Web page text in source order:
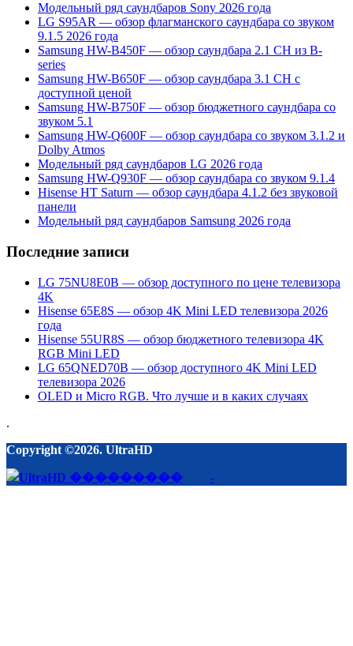
Модельный ряд саундбаров Sony 2026 года
LG S95AR — обзор флагманского саундбара со звуком
9.1.5 2026 года
Samsung HW-B450F — обзор саундбара 2.1 CH из B-
series
Samsung HW-B650F — обзор саундбара 3.1 CH с
доступной ценой
Samsung HW-B750F — обзор бюджетного саундбара со
звуком 5.1
Samsung HW-Q600F — обзор саундбара со звуком 3.1.2 и
Dolby Atmos
Модельный ряд саундбаров LG 2026 года
Samsung HW-Q930F — обзор саундбара со звуком 9.1.4
Hisense HT Saturn — обзор саундбара 4.1.2 без звуковой
панели
Модельный ряд саундбаров Samsung 2026 года
Последние записи
LG 75NU8E0B — обзор доступного по цене телевизора
4K
Hisense 65E8S — обзор 4K Mini LED телевизора 2026
года
Hisense 55UR8S — обзор бюджетного телевизора 4K
RGB Mini LED
LG 65QNED70B — обзор доступного 4K Mini LED
телевизора 2026
OLED и Micro RGB. Что лучше и в каких случаях
.
Copyright ©2026. UltraHD
-